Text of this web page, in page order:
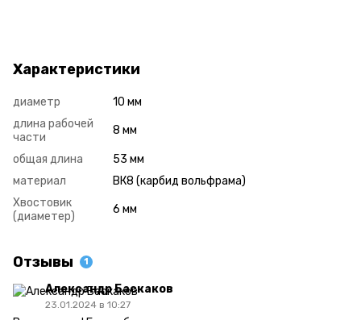
Характеристики
диаметр
10 мм
длина рабочей
части
8 мм
общая длина
53 мм
материал
ВК8 (карбид вольфрама)
Хвостовик
(диаметер)
6 мм
Отзывы 1
Александр Баскаков
23.01.2024 в 10:27